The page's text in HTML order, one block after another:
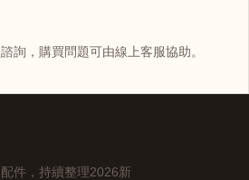
詢，購買問題可由線上客服協助。
件，持續整理2026新